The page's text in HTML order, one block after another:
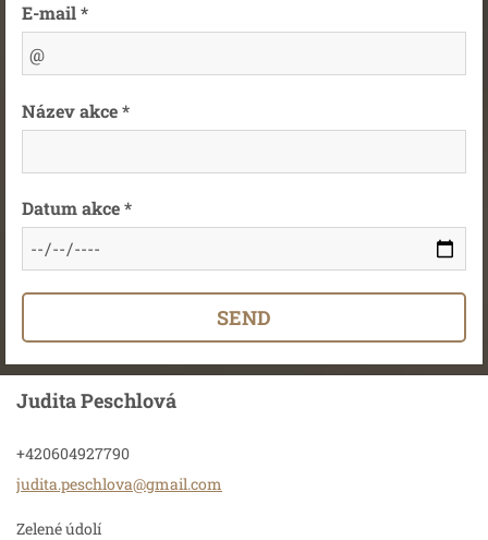
E-mail *
Název akce *
Datum akce *
Judita Peschlová
+420604927790
judita.peschlova@gmail.com
Zelené údolí